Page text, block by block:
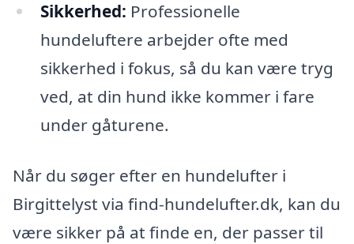
Sikkerhed: Professionelle
hundeluftere arbejder ofte med
sikkerhed i fokus, så du kan være tryg
ved, at din hund ikke kommer i fare
under gåturene.
Når du søger efter en hundelufter i
Birgittelyst via find-hundelufter.dk, kan du
være sikker på at finde en, der passer til